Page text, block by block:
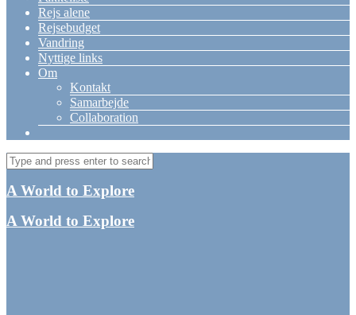
Rejs alene
Rejsebudget
Vandring
Nyttige links
Om
Kontakt
Samarbejde
Collaboration
A World to Explore
A World to Explore